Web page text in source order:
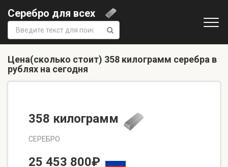
Серебро для всех
Поиск:
Цена(сколько стоит) 358 килограмм серебра в
рублях на сегодня
358 килограмм
СЕРЕБРО
25 453 800₽